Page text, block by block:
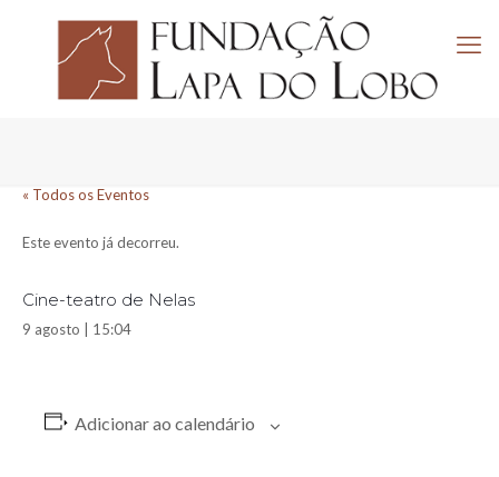
« Todos os Eventos
Este evento já decorreu.
Cine-teatro de Nelas
9 agosto | 15:04
Adicionar ao calendário